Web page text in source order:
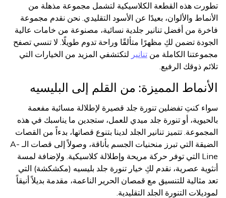
تطورت هذه القطعة الكلاسيكية لتشمل مجموعة مذهلة من
الأنماط والألوان، بعيدًا عن الأسود التقليدي. نحن نقدم مجموعة
فاخرة من أفضل تنانير جلدية نسائية، مصنوعة من خامات عالية
الجودة تضمن لكِ مظهرًا متألقًا وراحة تدوم طويلًا. لا تنسي تصفح
مجموعتنا الكاملة من تنانير لتكتشفي المزيد من الخيارات التي
تلائم ذوقك الرفيع.
الأنماط المميزة: من القلم إلى البليسيه
سواء كنتِ تفضلين تنورة جلد قصيرة لإطلالة مسائية مفعمة
بالحيوية، أو تنورة جلد ميدي للعمل، ستجدين ما يناسبك في هذه
المجموعة. تتميز تنانير الجلد لدينا بتنوع قصاتها، بدءاً من القصات
الضيقة التي تبرز منحنيات الجسم بأناقة، وصولاً إلى قصات الـ A-
Line التي توفر حركة مريحة وإطلالة كلاسيكية. ولإضافة لمسة
أنثوية عصرية، نقدم لكِ خيار تنورة جلد بليسيه (مكشكشة) التي
تعد مثالية للتنسيق مع قمصان الحرير الناعمة، مقدمة بديلاً أنيقاً
لموديلات التنورة الجلد التقليدية.